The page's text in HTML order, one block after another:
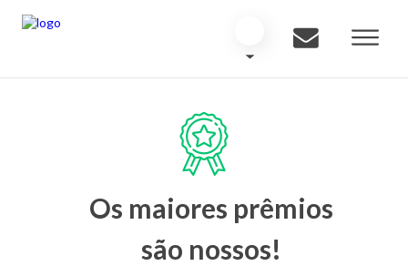
Os maiores prêmios
são nossos!